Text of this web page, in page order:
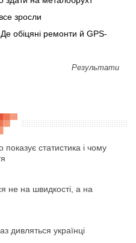
зросли
обіцяні ремонти й GPS-
Результати
статистика і чому
не на швидкості, а на
дивляться українці